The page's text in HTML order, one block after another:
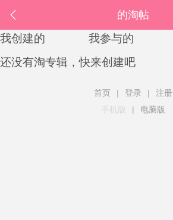
的淘帖
我创建的 我参与的
还没有淘专辑，快来创建吧
首页 | 登录 |
注册
手机版
| 电脑版